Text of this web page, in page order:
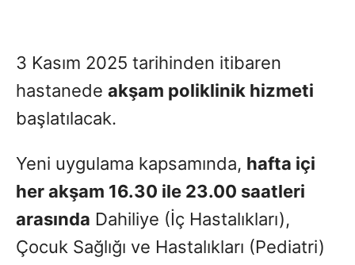
3 Kasım 2025 tarihinden itibaren
hastanede akşam poliklinik hizmeti
başlatılacak.
Yeni uygulama kapsamında, hafta içi
her akşam 16.30 ile 23.00 saatleri
arasında Dahiliye (İç Hastalıkları),
Çocuk Sağlığı ve Hastalıkları (Pediatri)